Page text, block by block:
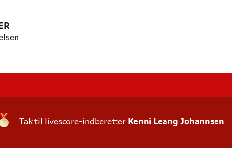
Tak til livescore-indberetter Kenni Leang Johannsen